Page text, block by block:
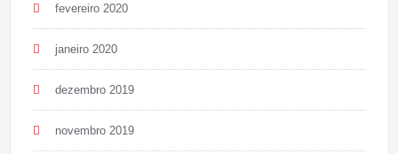
fevereiro 2020
janeiro 2020
dezembro 2019
novembro 2019